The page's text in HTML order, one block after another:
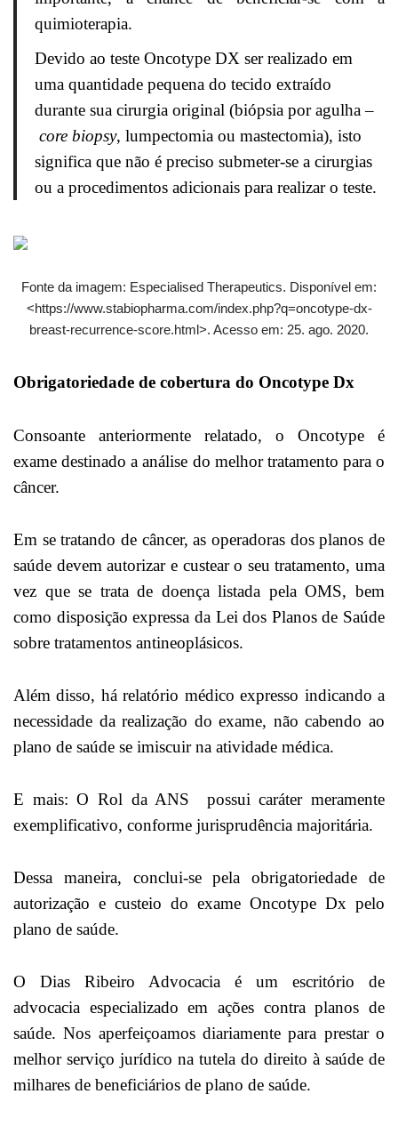
quimioterapia.
Devido ao teste Oncotype DX ser realizado em
uma quantidade pequena do tecido extraído
durante sua cirurgia original (biópsia por agulha –
core biopsy, lumpectomia ou mastectomia), isto
significa que não é preciso submeter-se a cirurgias
ou a procedimentos adicionais para realizar o teste.
Fonte da imagem: Especialised Therapeutics. Disponível em:
<https://www.stabiopharma.com/index.php?q=oncotype-dx-
breast-recurrence-score.html>. Acesso em: 25. ago. 2020.
Obrigatoriedade de cobertura do Oncotype Dx
Consoante anteriormente relatado, o Oncotype é
exame destinado a análise do melhor tratamento para o
câncer.
Em se tratando de câncer, as operadoras dos planos de
saúde devem autorizar e custear o seu tratamento, uma
vez que se trata de doença listada pela OMS, bem
como disposição expressa da Lei dos Planos de Saúde
sobre tratamentos antineoplásicos.
Além disso, há relatório médico expresso indicando a
necessidade da realização do exame, não cabendo ao
plano de saúde se imiscuir na atividade médica.
E mais: O Rol da ANS possui caráter meramente
exemplificativo, conforme jurisprudência majoritária.
Dessa maneira, conclui-se pela obrigatoriedade de
autorização e custeio do exame Oncotype Dx pelo
plano de saúde.
O Dias Ribeiro Advocacia é um escritório de
advocacia especializado em ações contra planos de
saúde. Nos aperfeiçoamos diariamente para prestar o
melhor serviço jurídico na tutela do direito à saúde de
milhares de beneficiários de plano de saúde.